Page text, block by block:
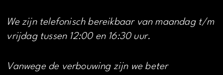
We zijn telefonisch bereikbaar van maandag t/m
vrijdag tussen 12:00 en 16:30 uur.
Vanwege de verbouwing zijn we beter